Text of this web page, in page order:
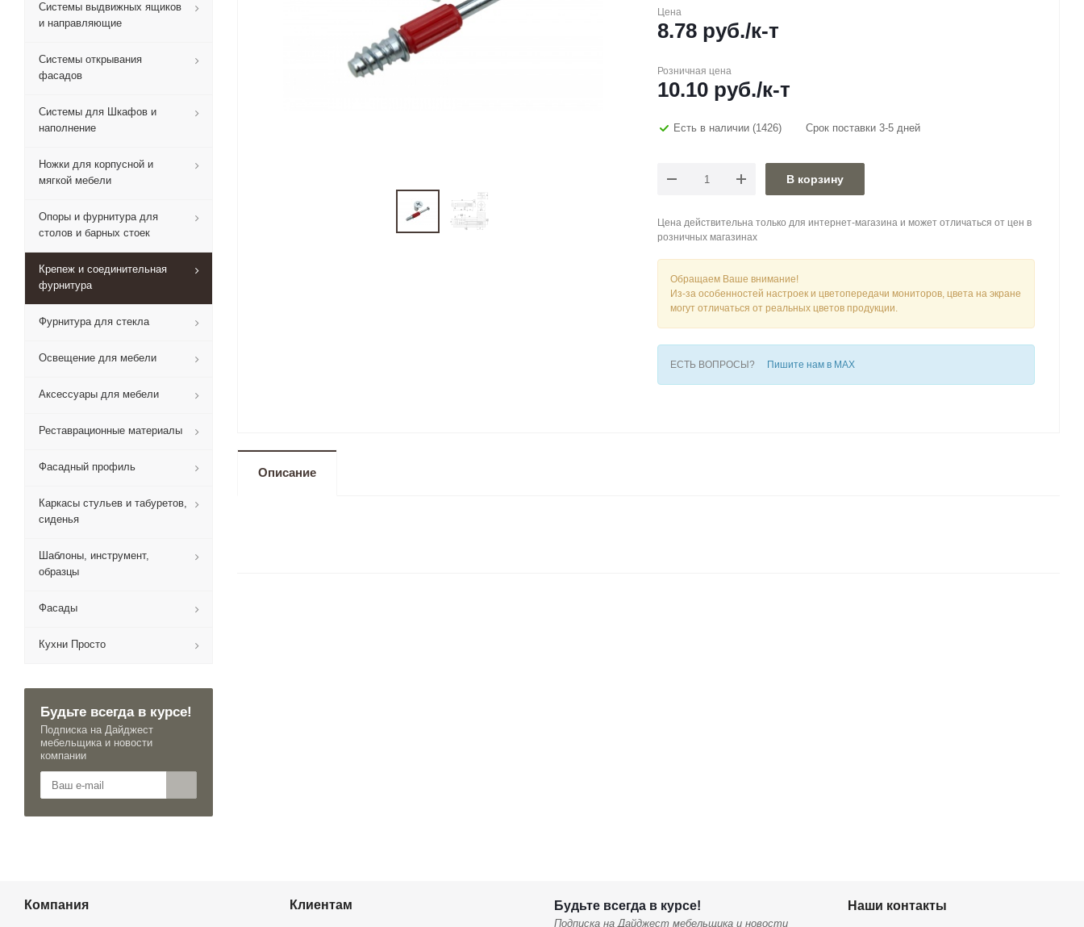
Цена
8.78 руб./к-т
Розничная цена
10.10 руб./к-т
Есть в наличии (1426) Срок поставки 3-5 дней
В корзину
Цена действительна только для интернет-магазина и может отличаться от цен в
розничных магазинах
Обращаем Ваше внимание!
Из-за особенностей настроек и цветопередачи мониторов, цвета на экране
могут отличаться от реальных цветов продукции.
ЕСТЬ ВОПРОСЫ? Пишите нам в MAX
Описание
Системы выдвижных ящиков
и направляющие
Системы открывания
фасадов
Системы для Шкафов и
наполнение
Ножки для корпусной и
мягкой мебели
Опоры и фурнитура для
столов и барных стоек
Крепеж и соединительная
фурнитура
Фурнитура для стекла
Освещение для мебели
Аксессуары для мебели
Реставрационные материалы
Фасадный профиль
Каркасы стульев и табуретов,
сиденья
Шаблоны, инструмент,
образцы
Фасады
Кухни Просто
Будьте всегда в курсе!
Подписка на Дайджест
мебельщика и новости
компании
Компания Клиентам Будьте всегда в курсе!
Подписка на Дайджест мебельщика и новости
Наши контакты